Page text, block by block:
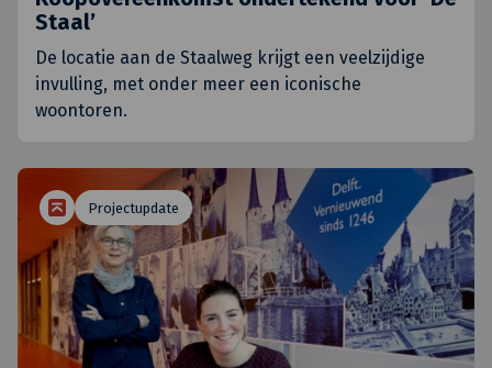
Staal’
De locatie aan de Staalweg krijgt een veelzijdige
invulling, met onder meer een iconische
woontoren.
Projectupdate